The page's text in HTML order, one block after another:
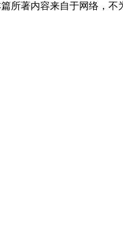
著内容来自于网络，